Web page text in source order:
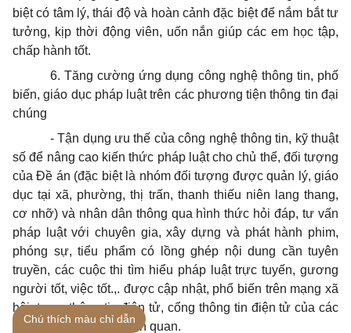
biệt có tâm lý, thái độ và hoàn cảnh đặc biệt để nắm bắt tư
tưởng, kịp thời động viên, uốn nắn giúp các em học tập,
chấp hành tốt.
6. Tăng cường ứng dụng công nghệ thông tin, phổ
biến, giáo dục pháp luật trên các phương tiện thông tin đại
chúng
- Tận dụng ưu thế của công nghệ thông tin, kỹ thuật
số để nâng cao kiến thức pháp luật cho chủ thể, đối tượng
của Đề án (đặc biệt là nhóm đối tượng được quản lý, giáo
dục tại xã, phường, thị trấn, thanh thiếu niên lang thang,
cơ nhỡ) và nhân dân thông qua hình thức hỏi đáp, tư vấn
pháp luật với chuyên gia, xây dựng và phát hành phim,
phóng sự, tiểu phẩm có lồng ghép nội dung cần tuyên
truyền, các cuộc thi tìm hiểu pháp luật trực tuyến, gương
người tốt, việc tốt.,. được cập nhật, phổ biến trên mạng xã
hội, trang thông tin điện tử, cổng thông tin điện tử của các
cơ quan, tổ chức có liên quan.
Chú thích màu chỉ dẫn